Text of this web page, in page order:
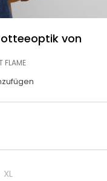
von
FLAME
XL